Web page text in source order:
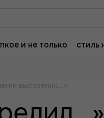
и не только стиль
выстрелил…»